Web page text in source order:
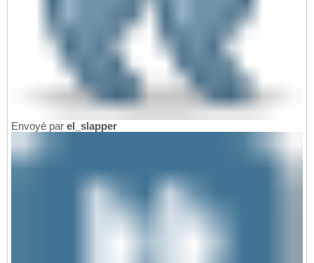
Envoyé par el_slapper